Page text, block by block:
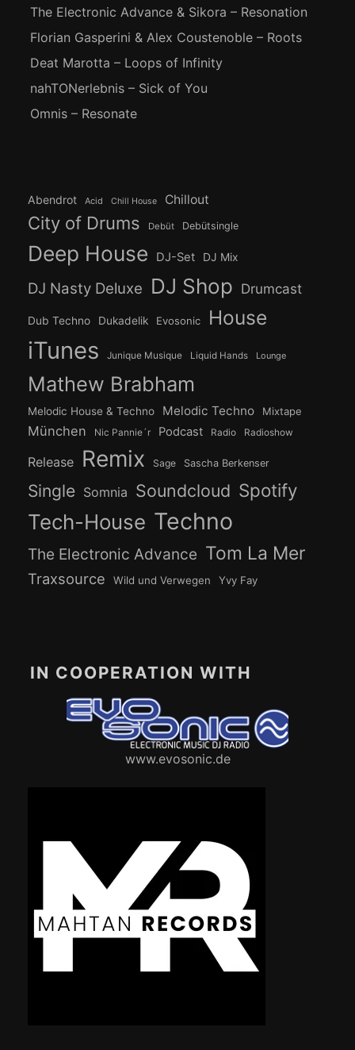
The Electronic Advance & Sikora – Resonation
Florian Gasperini & Alex Coustenoble – Roots
Deat Marotta – Loops of Infinity
nahTONerlebnis – Sick of You
Omnis – Resonate
Abendrot Acid Chill House Chillout
City of Drums Debüt Debütsingle
Deep House DJ-Set DJ Mix
DJ Nasty Deluxe DJ Shop Drumcast
Dub Techno Dukadelik Evosonic House
iTunes Junique Musique Liquid Hands Lounge
Mathew Brabham
Melodic House & Techno Melodic Techno Mixtape
München Nic Pannie´r Podcast Radio Radioshow
Release Remix Sage Sascha Berkenser
Single Somnia Soundcloud Spotify
Tech-House Techno
The Electronic Advance Tom La Mer
Traxsource Wild und Verwegen Yvy Fay
IN COOPERATION WITH
www.evosonic.de